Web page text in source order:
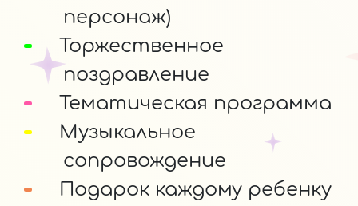
персонаж)
Торжественное
поздравление
Тематическая программа
Музыкальное
сопровождение
Подарок каждому ребенку